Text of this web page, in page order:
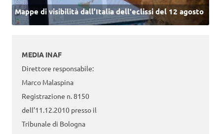
Mappe di visibilità dall’Italia dell'eclissi del 12 agosto
MEDIA INAF
Direttore responsabile:
Marco Malaspina
Registrazione n. 8150
dell’11.12.2010 presso il
Tribunale di Bologna